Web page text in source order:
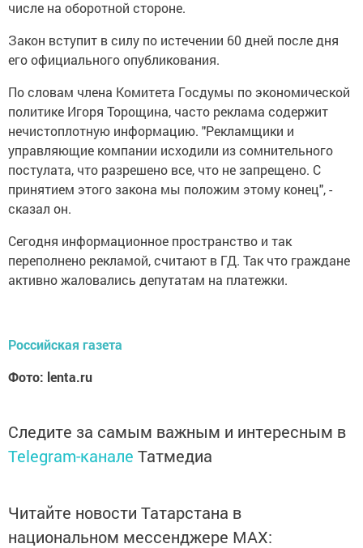
числе на оборотной стороне.
Закон вступит в силу по истечении 60 дней после дня
его официального опубликования.
По словам члена Комитета Госдумы по экономической
политике Игоря Торощина, часто реклама содержит
нечистоплотную информацию. "Рекламщики и
управляющие компании исходили из сомнительного
постулата, что разрешено все, что не запрещено. С
принятием этого закона мы положим этому конец", -
сказал он.
Сегодня информационное пространство и так
переполнено рекламой, считают в ГД. Так что граждане
активно жаловались депутатам на платежки.
Российская газета
Фото: lenta.ru
Следите за самым важным и интересным в
Telegram-канале Татмедиа
Читайте новости Татарстана в
национальном мессенджере MАХ: